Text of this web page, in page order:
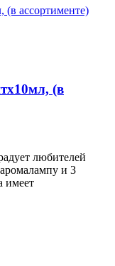
(в
любителей
и 3
имеет